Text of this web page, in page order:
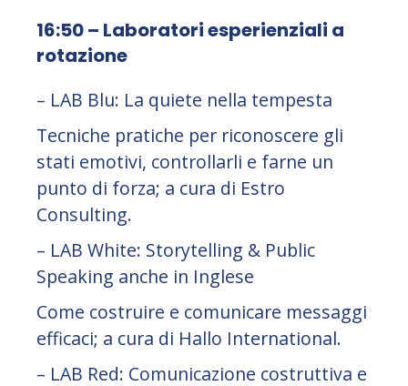
16:50 – Laboratori esperienziali a
rotazione
– LAB Blu: La quiete nella tempesta
Tecniche pratiche per riconoscere gli
stati emotivi, controllarli e farne un
punto di forza; a cura di Estro
Consulting.
– LAB White: Storytelling & Public
Speaking anche in Inglese
Come costruire e comunicare messaggi
efficaci; a cura di Hallo International.
– LAB Red: Comunicazione costruttiva e